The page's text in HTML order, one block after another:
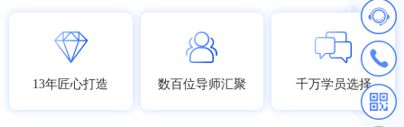
13年匠心打造 数百位导师汇聚 千万学员选择